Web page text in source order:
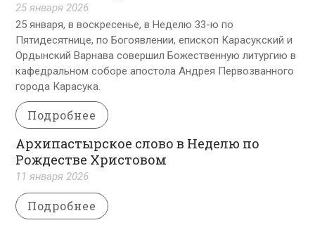
25 января 2026
25 января, в воскресенье, в Неделю 33-ю по
Пятидесятнице, по Богоявлении, епископ Карасукский и
Ордынский Варнава совершил Божественную литургию в
кафедральном соборе апостола Андрея Первозванного
города Карасука.
Подробнее
Архипастырское слово в Неделю по
Рождестве Христовом
11 января 2026
Подробнее